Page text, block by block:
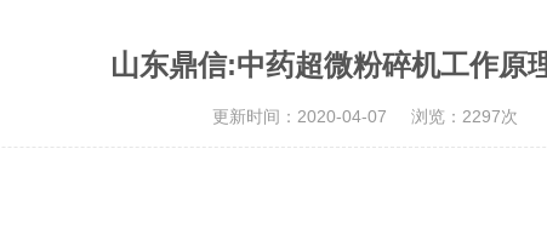
山东鼎信:中药超微粉碎机工作原
更新时间：2020-04-07 浏览：2297次